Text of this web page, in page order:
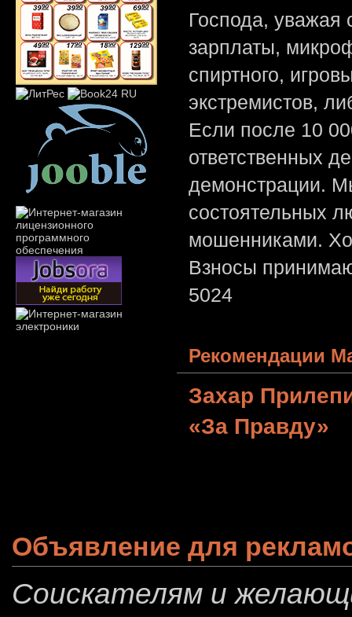
Господа,
зарплаты,
спиртного,
экстремистов,
Если после 10
ответственных
демонстрации.
состоятельных
мошенниками.
Взносы
5024
Рекомендации
Захар
«За Правду»
Объявление для
Соискателям и